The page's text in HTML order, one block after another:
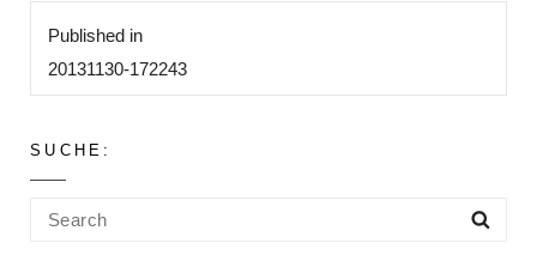
Beitragsnavigation
Published in
20131130-172243
SUCHE:
Search